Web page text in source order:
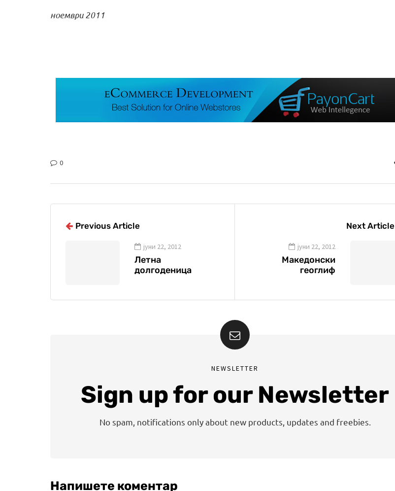
ноември 2011
0
Previous Article
јуни 22, 2012
Летна
долгоденица
Next Article
јуни 22, 2012
Македонски
геоглиф
NEWSLETTER
Sign up for our Newsletter
No spam, notifications only about new products, updates and freebies.
Напишете коментар